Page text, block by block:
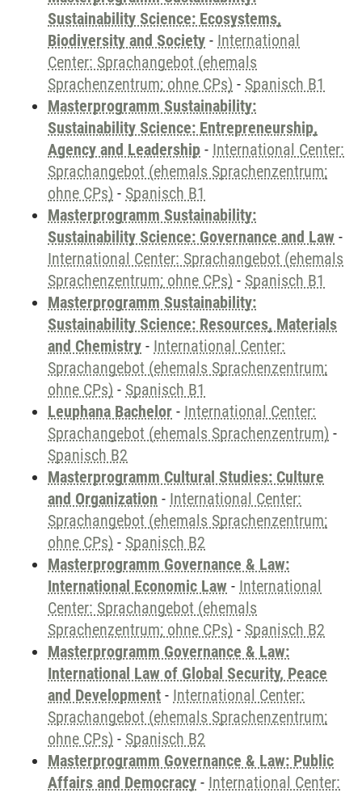
Sustainability Science: Ecosystems,
Biodiversity and Society - International
Center: Sprachangebot (ehemals
Sprachenzentrum; ohne CPs) - Spanisch B1
Masterprogramm Sustainability:
Sustainability Science: Entrepreneurship,
Agency and Leadership - International Center:
Sprachangebot (ehemals Sprachenzentrum;
ohne CPs) - Spanisch B1
Masterprogramm Sustainability:
Sustainability Science: Governance and Law -
International Center: Sprachangebot (ehemals
Sprachenzentrum; ohne CPs) - Spanisch B1
Masterprogramm Sustainability:
Sustainability Science: Resources, Materials
and Chemistry - International Center:
Sprachangebot (ehemals Sprachenzentrum;
ohne CPs) - Spanisch B1
Leuphana Bachelor - International Center:
Sprachangebot (ehemals Sprachenzentrum) -
Spanisch B2
Masterprogramm Cultural Studies: Culture
and Organization - International Center:
Sprachangebot (ehemals Sprachenzentrum;
ohne CPs) - Spanisch B2
Masterprogramm Governance & Law:
International Economic Law - International
Center: Sprachangebot (ehemals
Sprachenzentrum; ohne CPs) - Spanisch B2
Masterprogramm Governance & Law:
International Law of Global Security, Peace
and Development - International Center:
Sprachangebot (ehemals Sprachenzentrum;
ohne CPs) - Spanisch B2
Masterprogramm Governance & Law: Public
Affairs and Democracy - International Center: